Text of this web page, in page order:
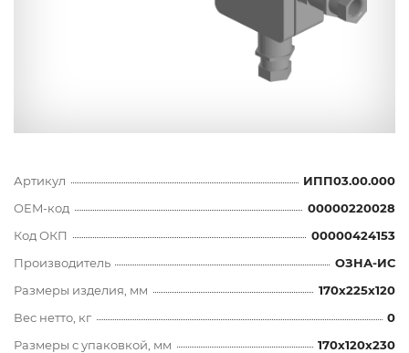
Артикул
ИПП03.00.000
OEM-код
00000220028
Код ОКП
00000424153
Производитель
ОЗНА-ИС
Размеры изделия, мм
170x225x120
Вес нетто, кг
0
Размеры с упаковкой, мм
170x120x230